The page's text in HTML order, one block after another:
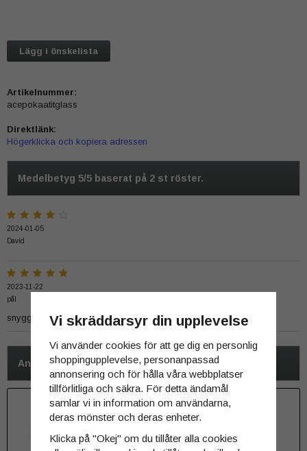
Lägg i önskelista
Artikelnummer:
acepokaatitglass
Direktlänk:
Högerklicka och kopiera adressen
Medelbetyg 5/5 baserat på 2 st röster.
2024-01-05
David
2023-11-22
pål
snygg till dom andra pockelit AA i min samling
Andra har även köpt
Vi skräddarsyr din upplevelse
Vi använder cookies för att ge dig en personlig
shoppingupplevelse, personanpassad
annonsering och för hålla våra webbplatser
tillförlitliga och säkra. För detta ändamål
samlar vi in information om användarna,
deras mönster och deras enheter.
Klicka på "Okej" om du tillåter alla cookies